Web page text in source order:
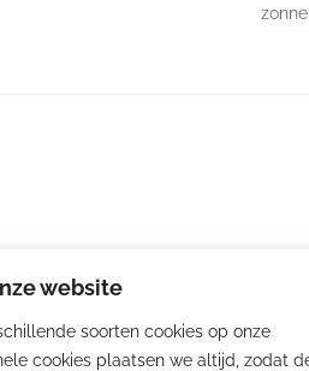
website
soorten cookies op onze
cookies plaatsen we altijd, zodat